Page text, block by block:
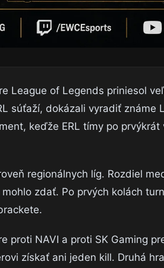
League of Legends priniesol
súťaží, dokázali vyradiť známe
keďže ERL tímy po
regionálnych líg. Rozdiel
zdať. Po prvých kolách
proti NAVI a proti SK Gaming
získať ani jeden kill. Druhá